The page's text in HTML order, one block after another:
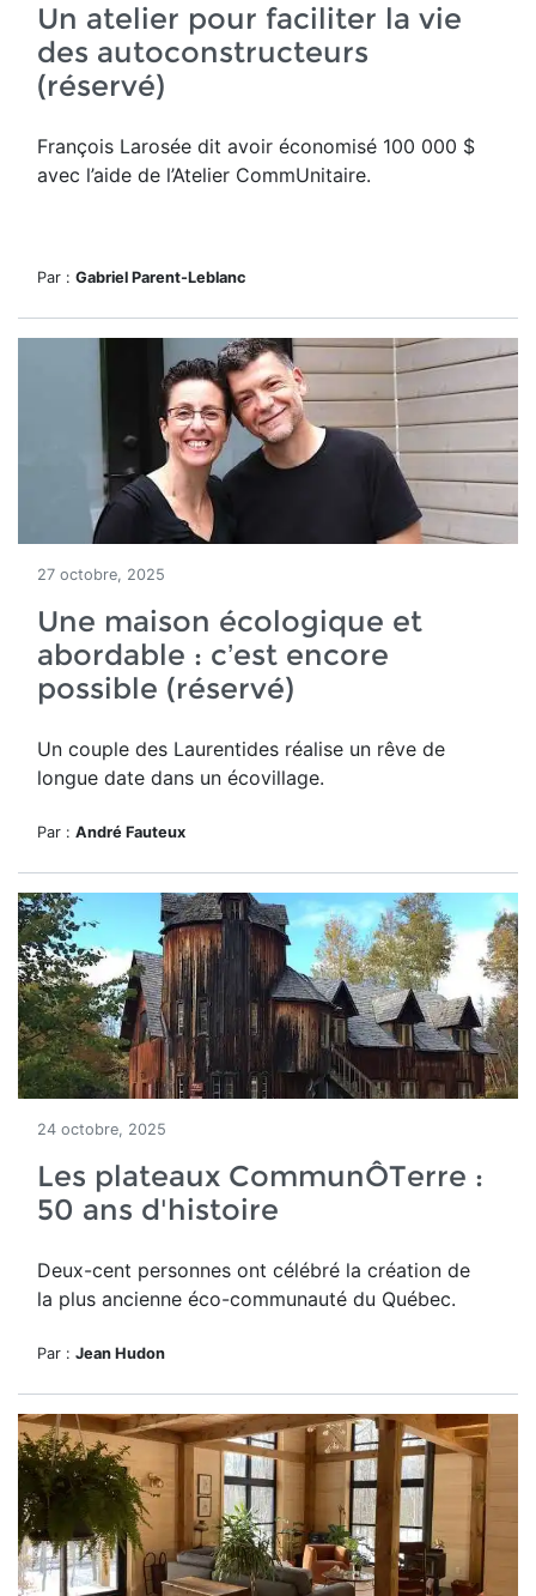
Un atelier pour faciliter la vie
des autoconstructeurs
(réservé)
François Larosée dit avoir économisé 100 000 $
avec l’aide de l’Atelier CommUnitaire.
Par : Gabriel Parent-Leblanc
27 octobre, 2025
Une maison écologique et
abordable : c’est encore
possible (réservé)
Un couple des Laurentides réalise un rêve de
longue date dans un écovillage.
Par : André Fauteux
24 octobre, 2025
Les plateaux CommunÔTerre :
50 ans d'histoire
Deux-cent personnes ont célébré la création de
la plus ancienne éco-communauté du Québec.
Par : Jean Hudon